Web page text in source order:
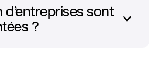
d’entreprises sont
?